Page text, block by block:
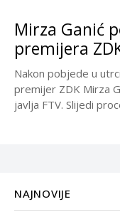
Mirza Ganić
premijera
Nakon pobjede u
premijer ZDK Mirza
javlja FTV. Slijedi
NAJNOVIJE